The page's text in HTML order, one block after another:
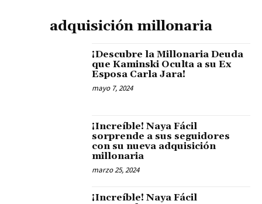
adquisición millonaria
¡Descubre la Millonaria Deuda
que Kaminski Oculta a su Ex
Esposa Carla Jara!
mayo 7, 2024
¡Increíble! Naya Fácil
sorprende a sus seguidores
con su nueva adquisición
millonaria
marzo 25, 2024
¡Increíble! Naya Fácil